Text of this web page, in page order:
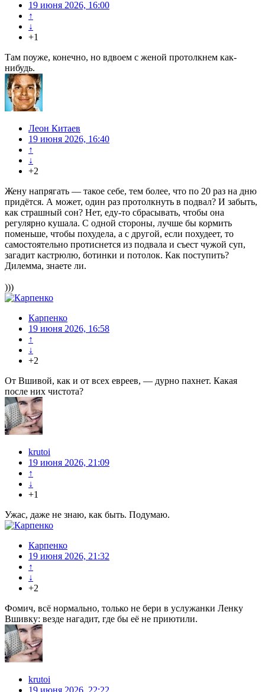
19 июня 2026, 16:00
↑
↓
+1
Там поуже, конечно, но вдвоем с женой протолкнем как-
нибудь.
Леон Китаев
19 июня 2026, 16:40
↑
↓
+2
Жену напрягать — такое себе, тем более, что по 20 раз на дню
придётся. А может, один раз протолкнуть в подвал? И забыть,
как страшный сон? Нет, еду-то сбрасывать, чтобы она
регулярно кушала. С одной стороны, лучше бы кормить
поменьше, чтобы похудела, а с другой, если похудеет, то
самостоятельно протиснется из подвала и съест чужой суп,
загадит кастрюлю, ботинки и потолок. Как поступить?
Дилемма, знаете ли.
)))
Карпенко
19 июня 2026, 16:58
↑
↓
+2
От Вшивой, как и от всех евреев, — дурно пахнет. Какая
после них чистота?
krutoi
19 июня 2026, 21:09
↑
↓
+1
Ужас, даже не знаю, как быть. Подумаю.
Карпенко
19 июня 2026, 21:32
↑
↓
+2
Фомич, всё нормально, только не бери в услужанки Ленку
Вшивку: везде нагадит, где бы её не приютили.
krutoi